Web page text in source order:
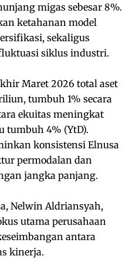
migas sebesar 8%.
ketahanan model
sekaligus
siklus industri.
Maret 2026 total aset
tumbuh 1% secara
ekuitas meningkat
tumbuh 4% (YtD).
konsistensi Elnusa
permodalan dan
jangka panjang.
Nelwin Aldriansyah,
utama perusahaan
antara
kinerja.